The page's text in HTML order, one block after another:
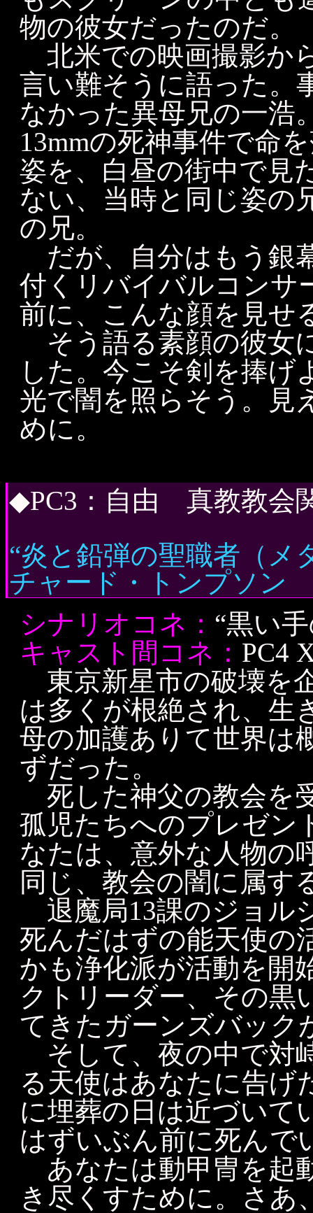
物の彼女だったのだ。
北米での映画撮影か
言い難そうに語った。
なかった異母兄の一浩
13mmの死神事件で命
姿を、白昼の街中で見
ない、当時と同じ姿の
の兄。
だが、自分はもう銀
付くリバイバルコンサ
前に、こんな顔を見せ
そう語る素顔の彼女
した。今こそ剣を捧げ
光で闇を照らそう。見
めに。
◆PC3：自由 真教教会
“炎と鉛弾の聖職者（メ
チャード・トンプソン
シナリオコネ： “黒い
キャスト間コネ： PC4
東京新星市の破壊を
は多くが根絶され、生
母の加護ありて世界
ずだった。
死した神父の教会を
孤児たちへのプレゼン
なたは、意外な人物の
同じ、教会の闇に属す
退魔局13課のジョル
死んだはずの能天使の
かも浄化派が活動を開
クトリーダー、その黒
てきたガーンズバック
そして、夜の中で対
る天使はあなたに告げ
に埋葬の日は近づいて
はずいぶん前に死んで
あなたは動甲冑を起
き尽くすために。さあ